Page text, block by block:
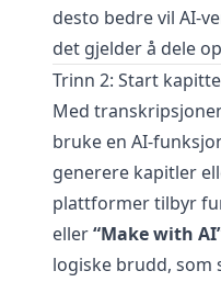
desto bedre vil AI-
det gjelder å dele
Trinn 2: Start
Med
bruke en AI-
generere kapitler
plattformer tilbyr
eller“Make with
logiske brudd, som